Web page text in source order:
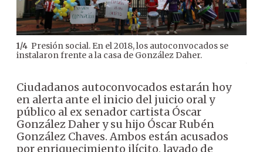
1/4 Presión social. En el 2018, los autoconvocados se
instalaron frente a la casa de González Daher.
Ciudadanos autoconvocados estarán hoy
en alerta ante el inicio del juicio oral y
público al ex senador cartista Óscar
González Daher y su hijo Óscar Rubén
González Chaves. Ambos están acusados
por enriquecimiento ilícito, lavado de